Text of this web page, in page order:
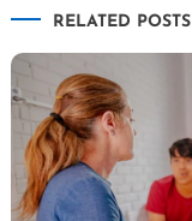
RELATED POSTS